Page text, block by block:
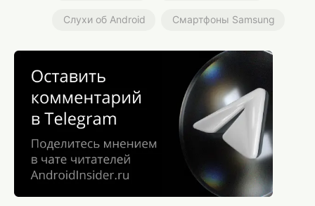
Слухи об Android Смартфоны Samsung